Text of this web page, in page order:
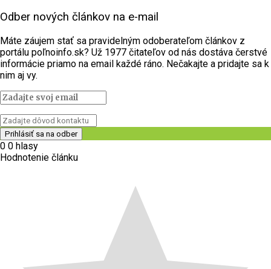
Odber nových článkov na e-mail
Máte záujem stať sa pravidelným odoberateľom článkov z
portálu poľnoinfo.sk? Už 1977 čitateľov od nás dostáva čerstvé
informácie priamo na email každé ráno. Nečakajte a pridajte sa k
nim aj vy.
0 0 hlasy
Hodnotenie článku